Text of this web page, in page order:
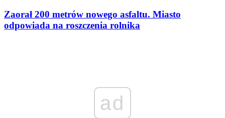
Zaorał 200 metrów nowego asfaltu. Miasto
odpowiada na roszczenia rolnika
ad